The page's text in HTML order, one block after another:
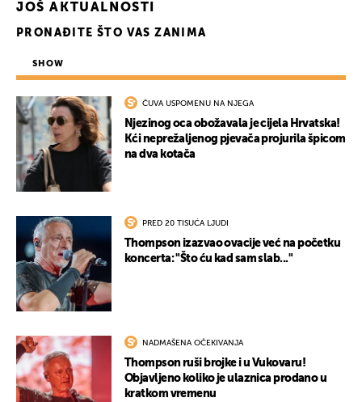
JOŠ AKTUALNOSTI
PRONAĐITE ŠTO VAS ZANIMA
SHOW
ČUVA USPOMENU NA NJEGA
Njezinog oca obožavala je cijela Hrvatska!
Kći neprežaljenog pjevača projurila špicom
na dva kotača
PRED 20 TISUĆA LJUDI
Thompson izazvao ovacije već na početku
koncerta: "Što ću kad sam slab..."
NADMAŠENA OČEKIVANJA
Thompson ruši brojke i u Vukovaru!
Objavljeno koliko je ulaznica prodano u
kratkom vremenu